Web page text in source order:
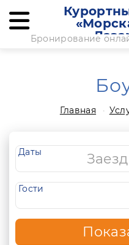
Бронирование
Главная
Даты
Гости